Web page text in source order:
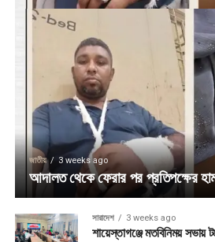
জাতীয় 3 weeks ago
আদালত থেকে ফেরার পর প্রতিপক্ষের
সারাদেশ 3 weeks ago
শায়েস্তাগঞ্জে মতবিনিময় সভায়